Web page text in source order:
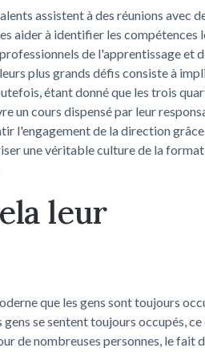
assistent à des réunions avec
aider à identifier les compétences
de l'apprentissage et
plus grands défis consiste à
étant donné que les trois
un cours dispensé par leur
l'engagement de la direction grâce
une véritable culture de la
leur
que les gens sont toujours
se sentent toujours occupés, ce
de nombreuses personnes, le fait